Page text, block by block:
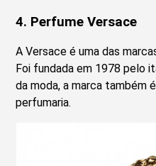
4. Perfume Versace
A Versace é uma das
Foi fundada em 1978 pelo
da moda, a marca também
perfumaria.